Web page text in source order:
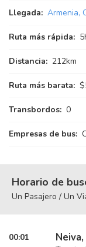
Llegada: Armenia,
Ruta más rápida: 5
Distancia: 212km
Ruta más barata:
Transbordos: 0
Empresas de bus:
Horario de
Un Pasajero / Un
00:01